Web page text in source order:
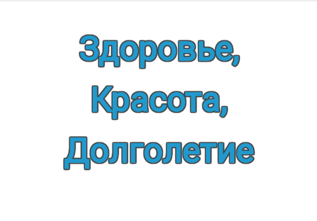
Здоровье,
Красота,
Долголетие